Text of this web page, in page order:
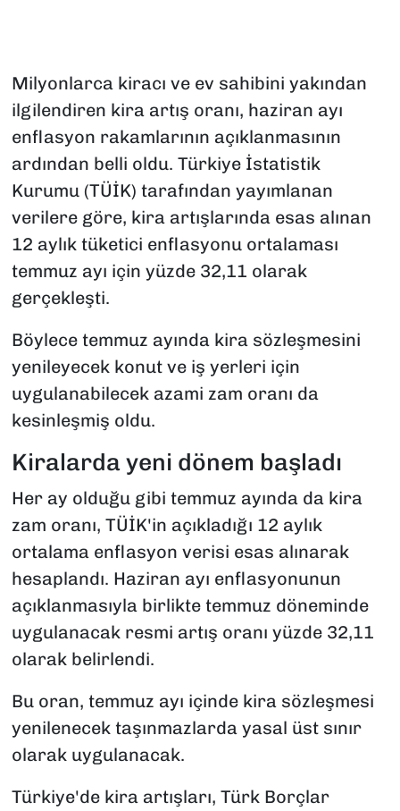
Milyonlarca kiracı ve ev sahibini yakından
ilgilendiren kira artış oranı, haziran ayı
enflasyon rakamlarının açıklanmasının
ardından belli oldu. Türkiye İstatistik
Kurumu (TÜİK) tarafından yayımlanan
verilere göre, kira artışlarında esas alınan
12 aylık tüketici enflasyonu ortalaması
temmuz ayı için yüzde 32,11 olarak
gerçekleşti.
Böylece temmuz ayında kira sözleşmesini
yenileyecek konut ve iş yerleri için
uygulanabilecek azami zam oranı da
kesinleşmiş oldu.
Kiralarda yeni dönem başladı
Her ay olduğu gibi temmuz ayında da kira
zam oranı, TÜİK'in açıkladığı 12 aylık
ortalama enflasyon verisi esas alınarak
hesaplandı. Haziran ayı enflasyonunun
açıklanmasıyla birlikte temmuz döneminde
uygulanacak resmi artış oranı yüzde 32,11
olarak belirlendi.
Bu oran, temmuz ayı içinde kira sözleşmesi
yenilenecek taşınmazlarda yasal üst sınır
olarak uygulanacak.
Türkiye'de kira artışları, Türk Borçlar